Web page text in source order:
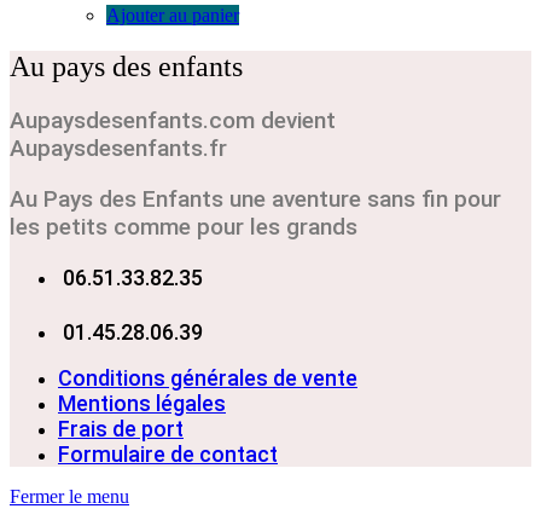
Ajouter au panier
Au pays des enfants
Aupaysdesenfants.com devient
Aupaysdesenfants.fr
Au Pays des Enfants une aventure sans fin pour
les petits comme pour les grands
06.51.33.82.35
01.45.28.06.39
Conditions générales de vente
Mentions légales
Frais de port
Formulaire de contact
Fermer le menu